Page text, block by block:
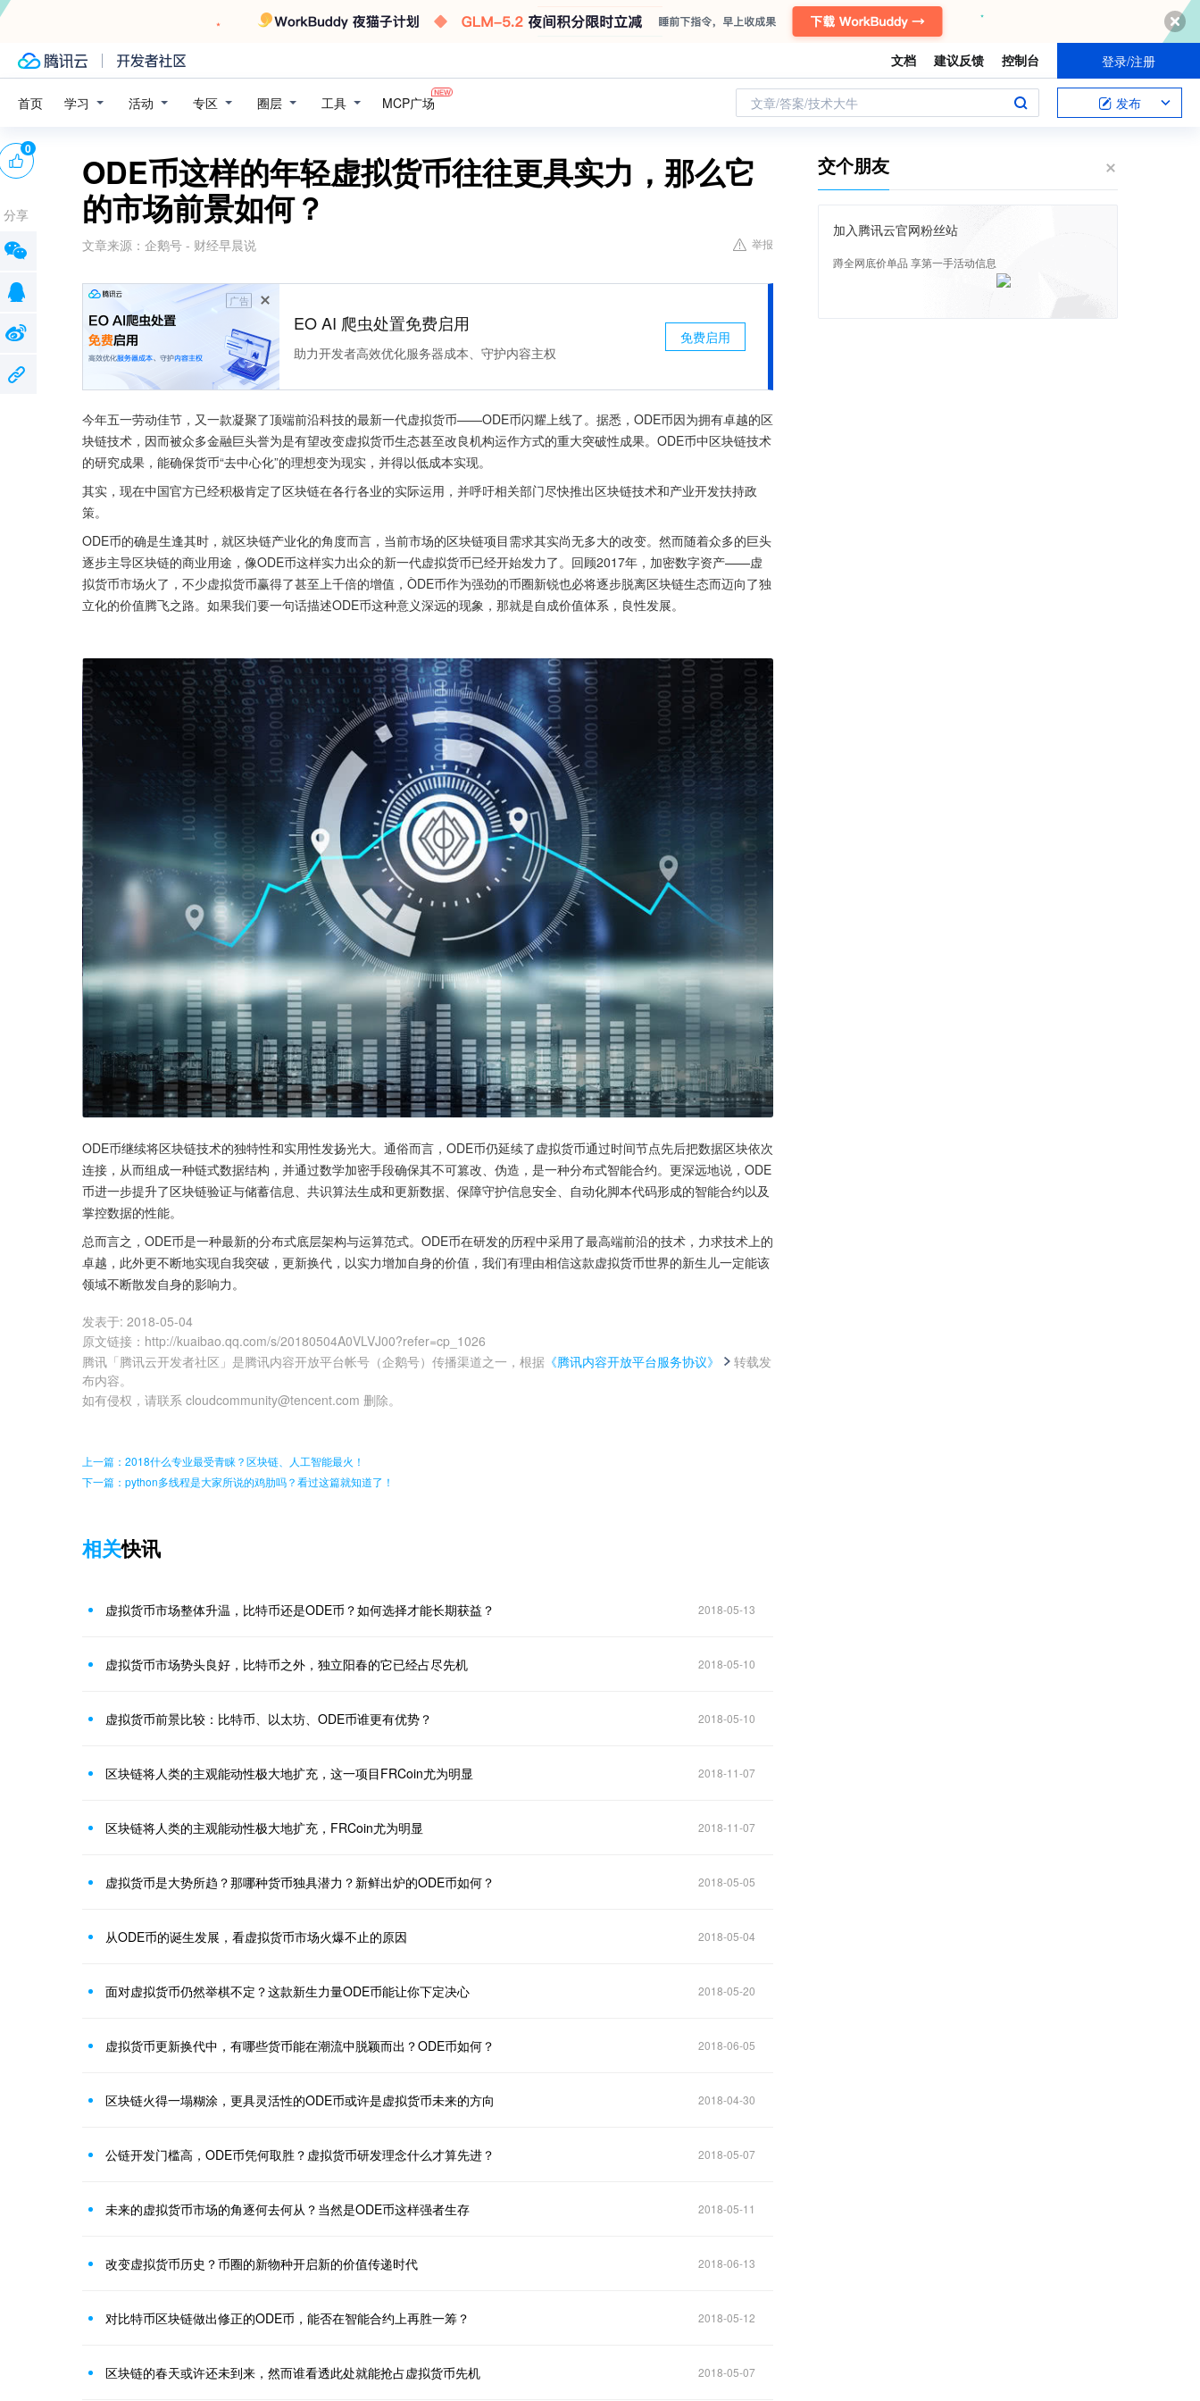
文档 建议反馈 控制台 登录/注册
首页 学习 活动 专区 圈层 工具 MCP广场 文章/答案/技术大牛 发布
ODE币这样的年轻虚拟货币往往更具实力，那么它
的市场前景如何？
文章来源： 企鹅号 - 财经早晨说 举报
广告
EO AI 爬虫处置免费启用
助力开发者高效优化服务器成本、守护内容主权
免费启用
今年五一劳动佳节，又一款凝聚了顶端前沿科技的最新一代虚拟货币——ODE币闪耀上线了。据悉，ODE币因为拥有卓越的区
块链技术，因而被众多金融巨头誉为是有望改变虚拟货币生态甚至改良机构运作方式的重大突破性成果。ODE币中区块链技术
的研究成果，能确保货币“去中心化”的理想变为现实，并得以低成本实现。
其实，现在中国官方已经积极肯定了区块链在各行各业的实际运用，并呼吁相关部门尽快推出区块链技术和产业开发扶持政
策。
ODE币的确是生逢其时，就区块链产业化的角度而言，当前市场的区块链项目需求其实尚无多大的改变。然而随着众多的巨头
逐步主导区块链的商业用途，像ODE币这样实力出众的新一代虚拟货币已经开始发力了。回顾2017年，加密数字资产——虚
拟货币市场火了，不少虚拟货币赢得了甚至上千倍的增值，ÒDE币作为强劲的币圈新锐也必将逐步脱离区块链生态而迈向了独
立化的价值腾飞之路。如果我们要一句话描述ODE币这种意义深远的现象，那就是自成价值体系，良性发展。
ODE币继续将区块链技术的独特性和实用性发扬光大。通俗而言，ODE币仍延续了虚拟货币通过时间节点先后把数据区块依次
连接，从而组成一种链式数据结构，并通过数学加密手段确保其不可篡改、伪造，是一种分布式智能合约。更深远地说，ODE
币进一步提升了区块链验证与储蓄信息、共识算法生成和更新数据、保障守护信息安全、自动化脚本代码形成的智能合约以及
掌控数据的性能。
总而言之，ODE币是一种最新的分布式底层架构与运算范式。ODE币在研发的历程中采用了最高端前沿的技术，力求技术上的
卓越，此外更不断地实现自我突破，更新换代，以实力增加自身的价值，我们有理由相信这款虚拟货币世界的新生儿一定能该
领域不断散发自身的影响力。
发表于: 2018-05-04
原文链接 ： http://kuaibao.qq.com/s/20180504A0VLVJ00?refer=cp_1026
腾讯「腾讯云开发者社区」是腾讯内容开放平台帐号（企鹅号）传播渠道之一，根据 《腾讯内容开放平台服务协议》
转载发
布内容。
如有侵权，请联系 cloudcommunity@tencent.com 删除。
0
分享
上一篇：2018什么专业最受青睐？区块链、人工智能最火！
下一篇：python多线程是大家所说的鸡肋吗？看过这篇就知道了！
相关快讯
虚拟货币市场整体升温，比特币还是ODE币？如何选择才能长期获益？ 2018-05-13
虚拟货币市场势头良好，比特币之外，独立阳春的它已经占尽先机 2018-05-10
虚拟货币前景比较：比特币、以太坊、ODE币谁更有优势？ 2018-05-10
区块链将人类的主观能动性极大地扩充，这一项目FRCoin尤为明显 2018-11-07
区块链将人类的主观能动性极大地扩充，FRCoin尤为明显 2018-11-07
虚拟货币是大势所趋？那哪种货币独具潜力？新鲜出炉的ODE币如何？ 2018-05-05
从ODE币的诞生发展，看虚拟货币市场火爆不止的原因 2018-05-04
面对虚拟货币仍然举棋不定？这款新生力量ODE币能让你下定决心 2018-05-20
虚拟货币更新换代中，有哪些货币能在潮流中脱颖而出？ODE币如何？ 2018-06-05
区块链火得一塌糊涂，更具灵活性的ODE币或许是虚拟货币未来的方向 2018-04-30
公链开发门槛高，ODE币凭何取胜？虚拟货币研发理念什么才算先进？ 2018-05-07
未来的虚拟货币市场的角逐何去何从？当然是ODE币这样强者生存 2018-05-11
改变虚拟货币历史？币圈的新物种开启新的价值传递时代 2018-06-13
对比特币区块链做出修正的ODE币，能否在智能合约上再胜一筹？ 2018-05-12
区块链的春天或许还未到来，然而谁看透此处就能抢占虚拟货币先机 2018-05-07
交个朋友
加入腾讯云官网粉丝站
蹲全网底价单品 享第一手活动信息